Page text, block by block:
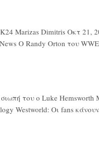
Marizas Dimitris Οκτ 21,
News Ο Randy Orton του
του ο Luke
Westworld: Οι fans